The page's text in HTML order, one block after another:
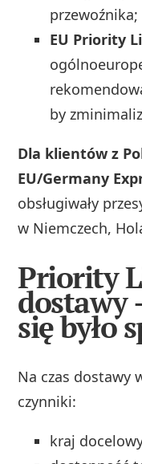
przewoźnika;
EU Priority
by
Dla klientów z
EU/Germany
obsługiwały
w Niemczech,
Priority
dostawy
się było
Na czas dostawy
czynniki:
kraj